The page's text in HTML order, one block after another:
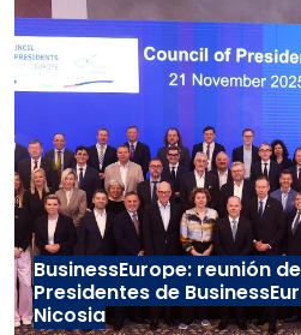
BusinessEurope: reunión
Presidentes de
Nicosia